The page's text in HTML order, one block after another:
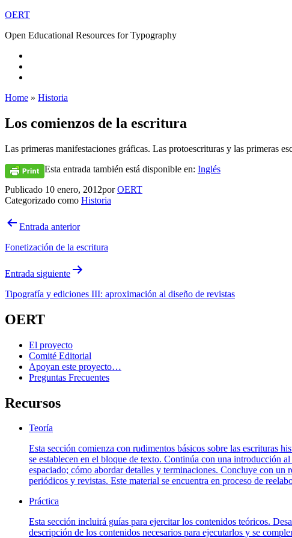
Saltar
contenido
OERT
Open Educational Resources for Typography
Home » Historia
Los comienzos de la escritura
Las primeras manifestaciones gráficas. Las protoescrituras y las primeras
Esta entrada también está disponible en: Inglés
Publicado 10 enero, 2012porOERT
Categorizado como Historia
Navegación
entradas
Entrada anterior
Fonetización de la escritura
Entrada siguiente
Tipografía y ediciones III: aproximación al diseño de revistas
OERT
El proyecto
Comité Editorial
Apoyan este proyecto…
Preguntas Frecuentes
Recursos
Teoría
Esta sección comienza con rudimentos básicos sobre las escrituras
se establecen en el bloque de texto. Continúa con una introducción
espaciado; cómo abordar detalles y terminaciones. Concluye con
periódicos y revistas. Este material se encuentra en proceso de
Práctica
Esta sección incluirá guías para ejercitar los contenidos teóricos.
descripción de los contenidos necesarios para ejecutarlos y se